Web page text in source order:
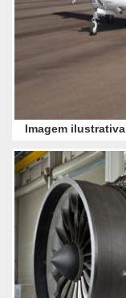
Imagem